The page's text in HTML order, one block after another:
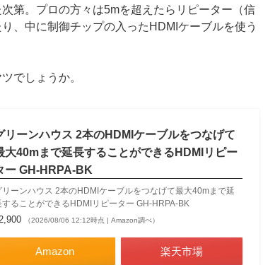
第。プロの方々は5mを超えたらリピーター（信
、中に制御チップの入ったHDMIケーブルを使う
でしょうか。
リーンハウス 2本のHDMIケーブルをつなげて
大40mまで延長することができるHDMIリピー
ー GH-HRPA-BK
リーンハウス 2本のHDMIケーブルをつなげて最大40mまで延
することができるHDMIリピーター GH-HRPA-BK
（2026/08/06 12:12時点 | Amazon調べ）
Amazon 楽天市場